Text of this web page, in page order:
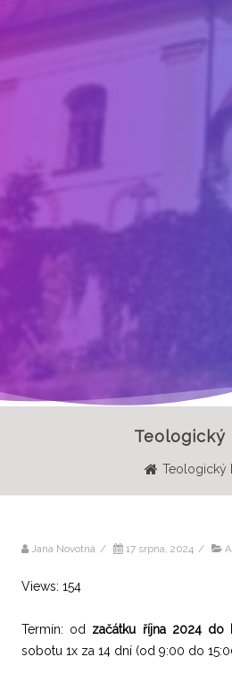
Teologický
Teologický
Jana Novotná / 17 srpna, 2024 /
Views: 154
Termín: od začátku října 2024 do
sobotu 1x za 14 dní (od 9:00 do